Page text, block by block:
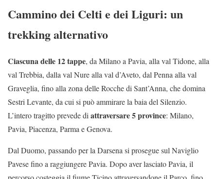
Cammino dei Celti e dei Liguri: un
trekking alternativo
Ciascuna delle 12 tappe, da Milano a Pavia, alla val Tidone, alla
val Trebbia, dalla val Nure alla val d’Aveto, dal Penna alla val
Graveglia, fino alla zona delle Rocche di Sant’Anna, che domina
Sestri Levante, da cui si può ammirare la baia del Silenzio.
L’intero tragitto prevede di attraversare 5 province: Milano,
Pavia, Piacenza, Parma e Genova.
Dal Duomo, passando per la Darsena si prosegue sul Naviglio
Pavese fino a raggiungere Pavia. Dopo aver lasciato Pavia, il